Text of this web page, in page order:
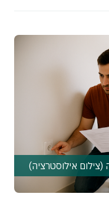
(צילום אילוסטרציה)